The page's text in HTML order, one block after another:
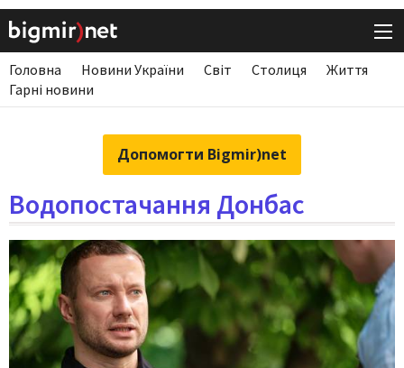
Головна Новини України Світ Столиця
Життя
Гарні новини
Допомогти Bigmir)net
Водопостачання Донбас